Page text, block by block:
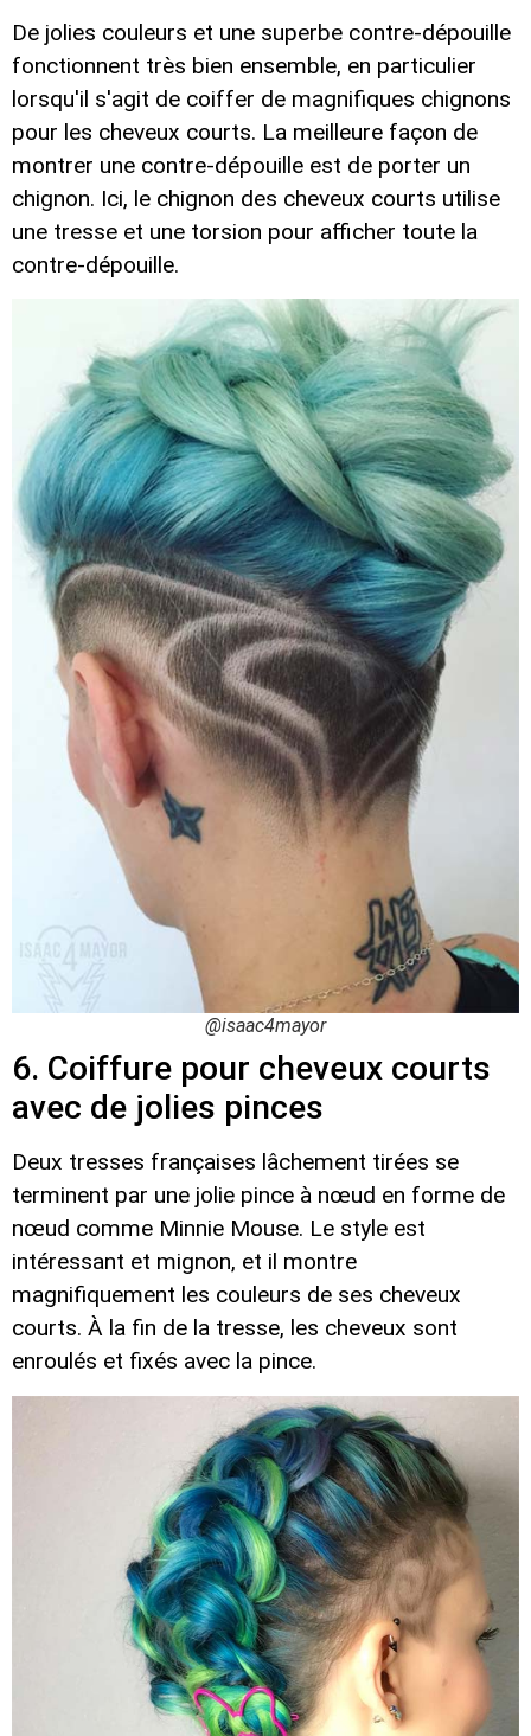
De jolies couleurs et une superbe contre-dépouille
fonctionnent très bien ensemble, en particulier
lorsqu'il s'agit de coiffer de magnifiques chignons
pour les cheveux courts. La meilleure façon de
montrer une contre-dépouille est de porter un
chignon. Ici, le chignon des cheveux courts utilise
une tresse et une torsion pour afficher toute la
contre-dépouille.
@isaac4mayor
6. Coiffure pour cheveux courts
avec de jolies pinces
Deux tresses françaises lâchement tirées se
terminent par une jolie pince à nœud en forme de
nœud comme Minnie Mouse. Le style est
intéressant et mignon, et il montre
magnifiquement les couleurs de ses cheveux
courts. À la fin de la tresse, les cheveux sont
enroulés et fixés avec la pince.